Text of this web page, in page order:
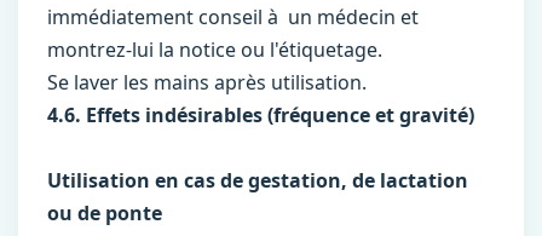
immédiatement conseil à un médecin et
montrez-lui la notice ou l'étiquetage.
Se laver les mains après utilisation.
4.6. Effets indésirables (fréquence et gravité)
Utilisation en cas de gestation, de lactation
ou de ponte